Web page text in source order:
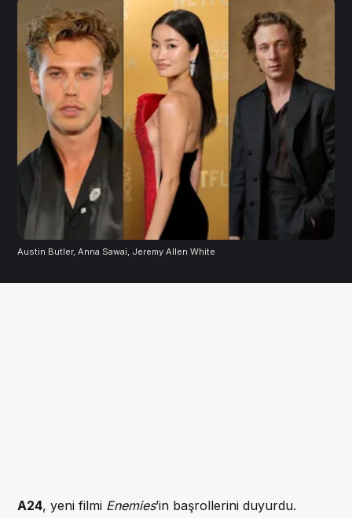
Austin Butler, Anna Sawai, Jeremy Allen White
A24, yeni filmi Enemies’in başrollerini duyurdu.